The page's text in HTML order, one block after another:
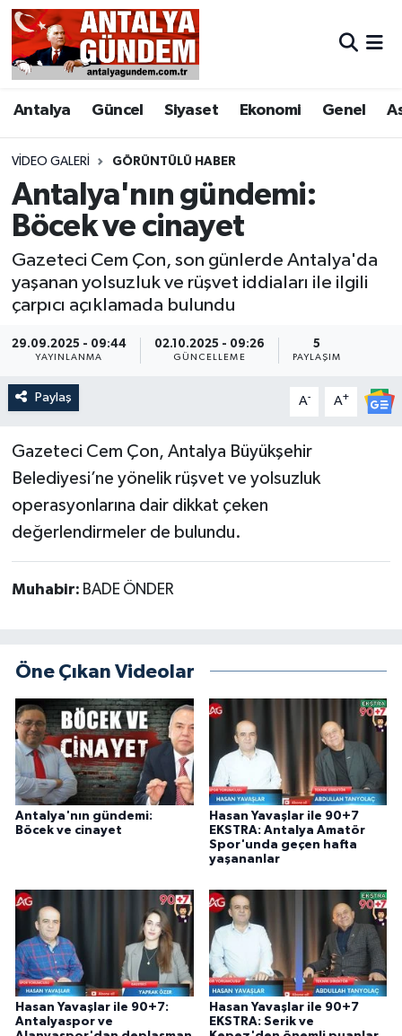
Antalya Güncel Siyaset Ekonomi Genel
VIDEO GALERI GÖRÜNTÜLÜ HABER
Antalya'nın gündemi:
Böcek ve cinayet
Gazeteci Cem Çon, son günlerde Antalya'da
yaşanan yolsuzluk ve rüşvet iddiaları ile ilgili
çarpıcı açıklamada bulundu
29.09.2025 - 09:44
YAYINLANMA
02.10.2025 - 09:26
GÜNCELLEME
5
PAYLAŞIM
Paylaş A- A+
Gazeteci Cem Çon, Antalya Büyükşehir
Belediyesi’ne yönelik rüşvet ve yolsuzluk
operasyonlarına dair dikkat çeken
değerlendirmeler de bulundu.
Muhabir: BADE ÖNDER
Öne Çıkan Videolar
Antalya'nın gündemi:
Böcek ve cinayet
Hasan Yavaşlar ile 90+7
EKSTRA: Antalya Amatör
Spor'unda geçen hafta
yaşananlar
Hasan Yavaşlar ile 90+7:
Antalyaspor ve
Hasan Yavaşlar ile 90+7
EKSTRA: Serik ve
Antalya
Asayiş
Bilim & Teknoloji
Bölge
EĞİTİM
Ekonomi
Genel
Görüntülü Haber
Kültür & Sanat
Magazin
Siyaset
Spor
Antalya Nöbetçi Eczaneler
Antalya Hava Durumu
Antalya Namaz Vakitleri
Antalya Trafik Yoğunluk Haritası
Süper Lig Puan Durumu ve Fikstür
Tüm Manşetler
Son Dakika Haberleri
Haber Arşivi